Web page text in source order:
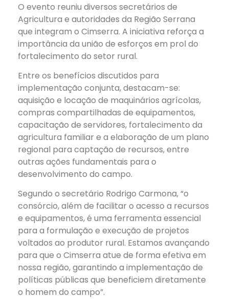
O evento reuniu diversos secretários de
Agricultura e autoridades da Região Serrana
que integram o Cimserra. A iniciativa reforça a
importância da união de esforços em prol do
fortalecimento do setor rural.
Entre os benefícios discutidos para
implementação conjunta, destacam-se:
aquisição e locação de maquinários agrícolas,
compras compartilhadas de equipamentos,
capacitação de servidores, fortalecimento da
agricultura familiar e a elaboração de um plano
regional para captação de recursos, entre
outras ações fundamentais para o
desenvolvimento do campo.
Segundo o secretário Rodrigo Carmona, “o
consórcio, além de facilitar o acesso a recursos
e equipamentos, é uma ferramenta essencial
para a formulação e execução de projetos
voltados ao produtor rural. Estamos avançando
para que o Cimserra atue de forma efetiva em
nossa região, garantindo a implementação de
políticas públicas que beneficiem diretamente
o homem do campo”.